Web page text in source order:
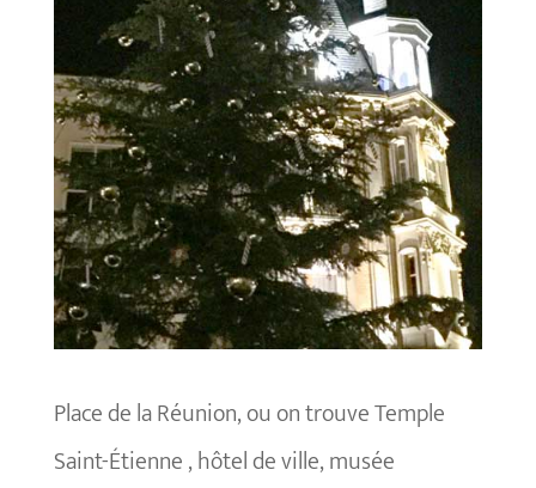
Place de la Réunion, ou on trouve Temple
Saint-Étienne , hôtel de ville, musée